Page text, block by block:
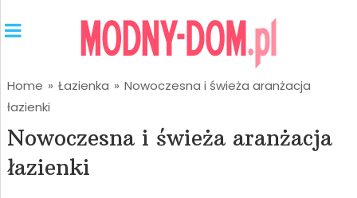
Home » Łazienka » Nowoczesna i świeża aranżacja
łazienki
Nowoczesna i świeża aranżacja
łazienki